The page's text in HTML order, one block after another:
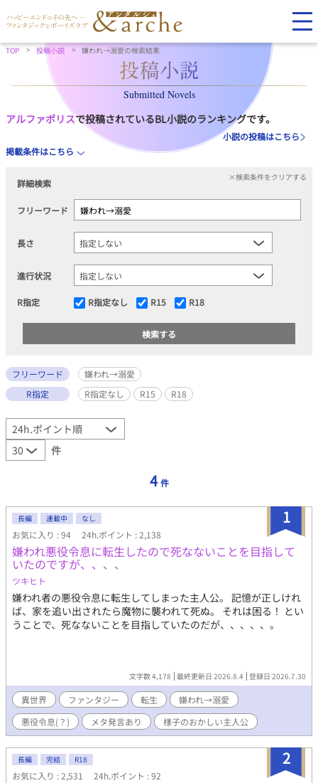
TOP 投稿小説 嫌われ→溺愛の検索結果
Submitted Novels
アルファポリスで投稿されているBL小説のランキングです。
小説の投稿はこちら
掲載条件はこちら
詳細検索
×検索条件をクリアする
フリーワード
長さ
進行状況
R指定 R指定なし R15 R18
フリーワード
嫌われ→溺愛
R指定
R指定なし R15 R18
件
4 件
1
長編 連載中 なし
お気に入り : 94 24h.ポイント : 2,138
嫌われ悪役令息に転生したので死なないことを目指して
いたのですが、、、、
ツキヒト
嫌われ者の悪役令息に転生してしまった主人公。 記憶が正しけれ
ば、家を追い出されたら魔物に襲われて死ぬ。 それは困る！ とい
うことで、死なないことを目指していたのだが、、、、、。
文字数 4,178 最終更新日 2026.8.4 登録日 2026.7.30
異世界 ファンタジー 転生
嫌われ→溺愛
悪役令息(？)
メタ発言あり 様子のおかしい主人公
2
長編 完結 R18
お気に入り : 2,531 24h.ポイント : 92